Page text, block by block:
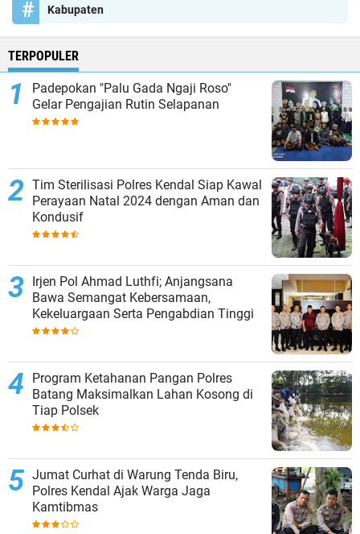
Kabupaten
TERPOPULER
Padepokan "Palu Gada Ngaji Roso"
Gelar Pengajian Rutin Selapanan
Tim Sterilisasi Polres Kendal Siap Kawal
Perayaan Natal 2024 dengan Aman dan
Kondusif
Irjen Pol Ahmad Luthfi; Anjangsana
Bawa Semangat Kebersamaan,
Kekeluargaan Serta Pengabdian Tinggi
Program Ketahanan Pangan Polres
Batang Maksimalkan Lahan Kosong di
Tiap Polsek
Jumat Curhat di Warung Tenda Biru,
Polres Kendal Ajak Warga Jaga
Kamtibmas